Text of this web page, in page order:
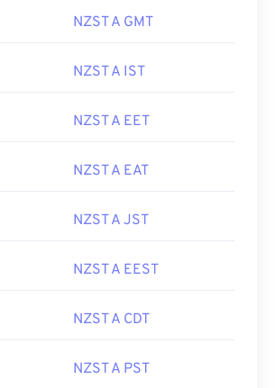
NZST A GMT
NZST A IST
NZST A EET
NZST A EAT
NZST A JST
NZST A EEST
NZST A CDT
NZST A PST